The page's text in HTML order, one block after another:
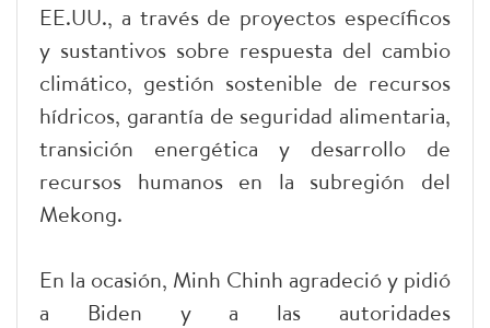
EE.UU., a través de proyectos específicos
y sustantivos sobre respuesta del cambio
climático, gestión sostenible de recursos
hídricos, garantía de seguridad alimentaria,
transición energética y desarrollo de
recursos humanos en la subregión del
Mekong.
En la ocasión, Minh Chinh agradeció y pidió
a Biden y a las autoridades